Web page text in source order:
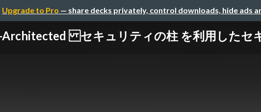
Upgrade to Pro — share decks privately, control downloads, hide ads
Architected セキュリティの柱 を利用した セ